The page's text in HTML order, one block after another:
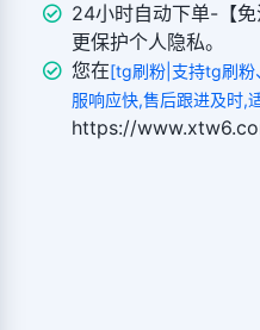
24小时自动下单-【
更保护个人隐私。
您在[tg刷粉|支持tg刷
服响应快,售后跟进及时,
https://